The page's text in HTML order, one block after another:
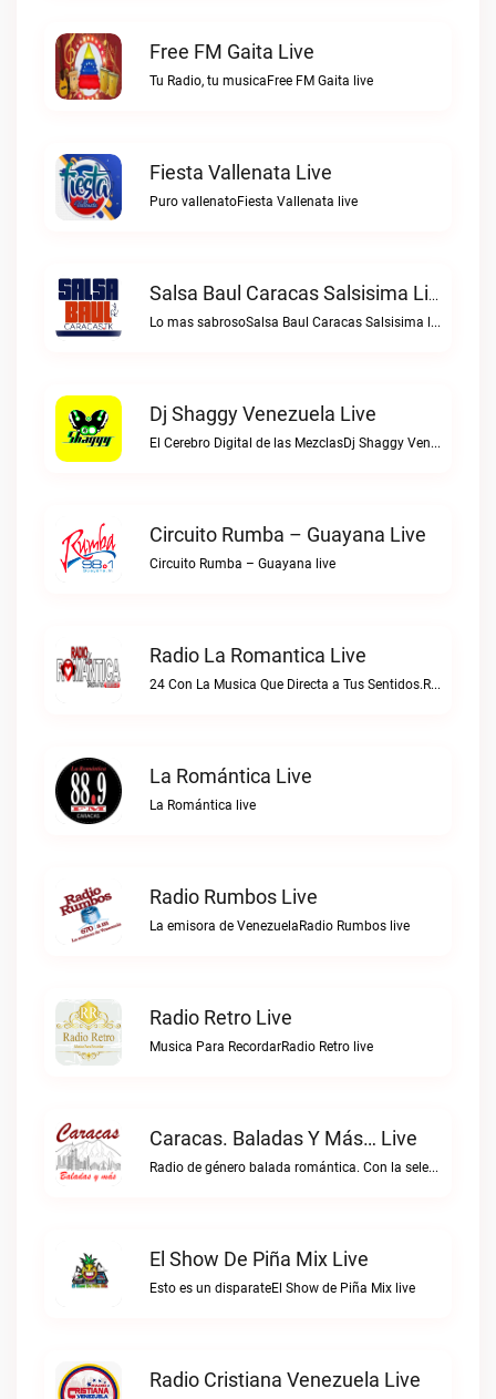
Free FM Gaita Live
Tu Radio, tu musicaFree FM Gaita live
Fiesta Vallenata Live
Puro vallenatoFiesta Vallenata live
Salsa Baul Caracas Salsisima Live
Lo mas sabrosoSalsa Baul Caracas Salsisima live
Dj Shaggy Venezuela Live
El Cerebro Digital de las MezclasDj Shaggy Venezuela live
Circuito Rumba – Guayana Live
Circuito Rumba – Guayana live
Radio La Romantica Live
24 Con La Musica Que Directa a Tus Sentidos.Radio La Romantica live
La Romántica Live
La Romántica live
Radio Rumbos Live
La emisora de VenezuelaRadio Rumbos live
Radio Retro Live
Musica Para RecordarRadio Retro live
Caracas. Baladas Y Más… Live
Radio de género balada romántica. Con la selección musical que nos gusta...Caracas. Baladas y más… live
El Show De Piña Mix Live
Esto es un disparateEl Show de Piña Mix live
Radio Cristiana Venezuela Live